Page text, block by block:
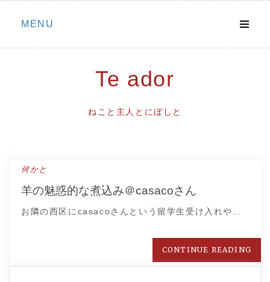
Skip
MENU
Te ador
ねこと主人とにぼしと
何かと
羊の魅惑的な煮込み＠casacoさん
お隣の西区にcasacoさんという留学生受け入れや…
CONTINUE READING